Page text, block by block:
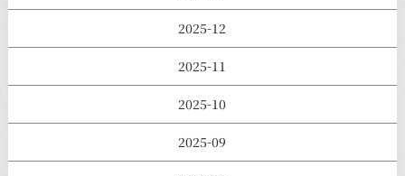
2025-12
2025-11
2025-10
2025-09